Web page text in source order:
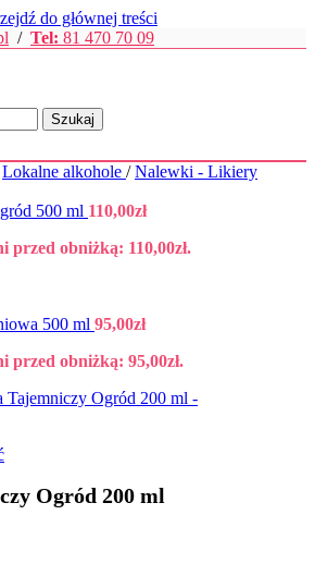
do głównej treści
/ Tel: 81 470 70 09
Szukaj
Lokalne alkohole / Nalewki - Likiery
500 ml 110,00zł
przed obniżką: 110,00zł.
500 ml 95,00zł
przed obniżką: 95,00zł.
Ogród 200 ml